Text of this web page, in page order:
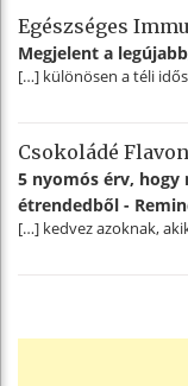
Egészséges
Megjelent a
[…] különösen a téli
Csokoládé
5 nyomós érv, hogy
étrendedből -
[…] kedvez azoknak,